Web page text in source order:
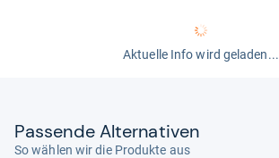
Aktuelle Info wird geladen...
Pas­sende Alter­na­ti­ven
So wählen wir die Produkte aus